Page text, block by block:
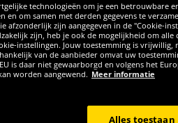
technologieën om je een betrouwbare
en om samen met derden gegevens te
afzonderlijk zijn aangegeven in de "Cookie-
zijn, heb je ook de mogelijkheid om
instellingen. Jouw toestemming is
van de aanbieder omvat uw
is daar niet gewaarborgd en volgens het
worden aangewend. Meer informatie
Alles toestaan